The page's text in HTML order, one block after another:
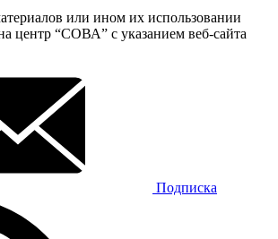
или ином их использовании
центр “СОВА” с указанием веб-сайта
Подписка